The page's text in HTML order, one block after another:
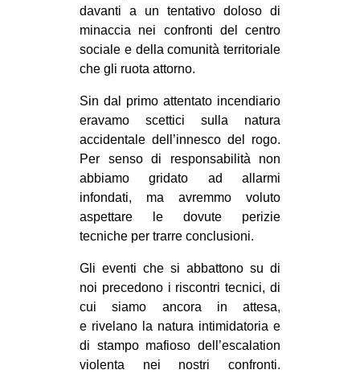
PRECARIATO
REPRESSIONE
STUDENTI
CULTURE
CINEMA
MANIFESTI
MUSICA
RECENSIONI
INTERNAZIONALE
AMERICHE
ESTREMO ORIENTE
davanti a un tentativo doloso di
minaccia nei confronti del centro
sociale e della comunità territoriale
che gli ruota attorno.
Sin dal primo attentato incendiario
eravamo scettici sulla natura
accidentale dell’innesco del rogo.
Per senso di responsabilità non
abbiamo gridato ad allarmi
infondati, ma avremmo voluto
aspettare le dovute perizie
tecniche per trarre conclusioni.
Gli eventi che si abbattono su di
noi precedono i riscontri tecnici, di
cui siamo ancora in attesa,
e rivelano la natura intimidatoria e
di stampo mafioso dell’escalation
violenta nei nostri confronti.